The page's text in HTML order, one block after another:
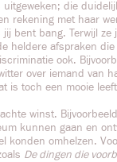
uitgeweken; die
rekening met haar
jij bent bang. Terwijl ze
heldere afspraken
ook.
over iemand van
is toch een mooie
winst.
kunnen gaan en
konden omhelzen.
De dingen die